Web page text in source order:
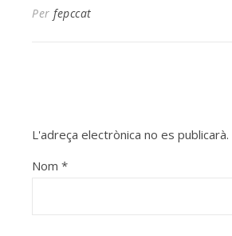
Per fepccat
L'adreça electrònica no es publicarà.
Nom *